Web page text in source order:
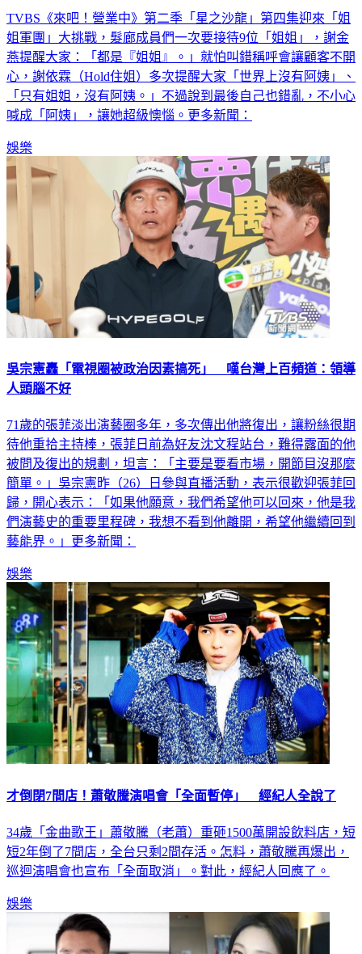
TVBS《來吧！營業中》第二季「星之沙龍」第四集迎來「姐
姐軍團」大挑戰，髮廊成員們一次要接待9位「姐姐」，謝金
燕提醒大家：「都是『姐姐』。」就怕叫錯稱呼會讓顧客不開
心，謝依霖（Hold住姐）多次提醒大家「世界上沒有阿姨」、
「只有姐姐，沒有阿姨。」不過說到最後自己也錯亂，不小心
娛樂
吳宗憲轟「電視圈被政治因素搞死」 嘆台灣上百頻道：領導
71歲的張菲淡出演藝圈多年，多次傳出他將復出，讓粉絲很期
待他重拾主持棒，張菲日前為好友沈文程站台，難得露面的他
被問及復出的規劃，坦言：「主要是要看市場，開節目沒那麼
簡單。」吳宗憲昨（26）日參與直播活動，表示很歡迎張菲回
歸，開心表示：「如果他願意，我們希望他可以回來，他是我
們演藝史的重要里程碑，我想不看到他離開，希望他繼續回到
娛樂
34歲「金曲歌王」蕭敬騰（老蕭）重砸1500萬開設飲料店，短
短2年倒了7間店，全台只剩2間存活。怎料，蕭敬騰再爆出，